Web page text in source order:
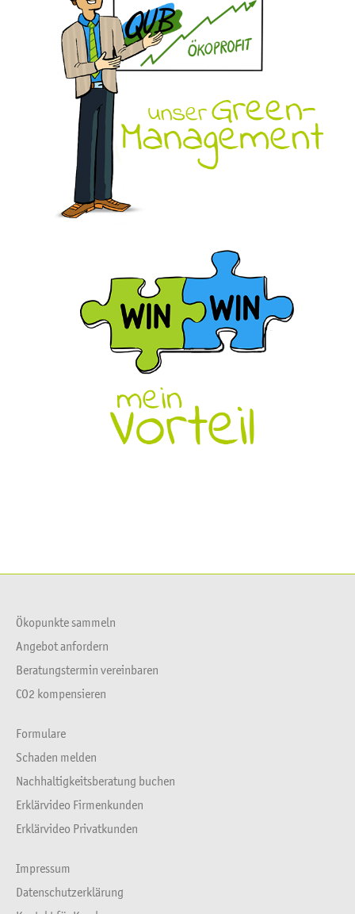
Ökopunkte sammeln
Angebot anfordern
Beratungstermin vereinbaren
CO2 kompensieren
Formulare
Schaden melden
Nachhaltigkeitsberatung buchen
Erklärvideo Firmenkunden
Erklärvideo Privatkunden
Impressum
Datenschutzerklärung